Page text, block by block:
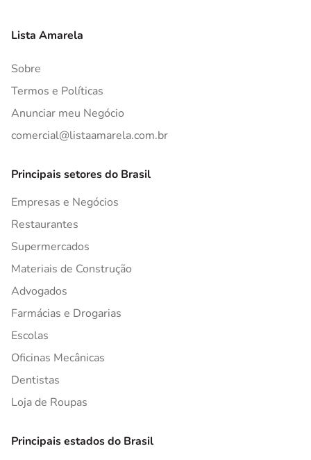
Lista Amarela
Sobre
Termos e Políticas
Anunciar meu Negócio
comercial@listaamarela.com.br
Principais setores do Brasil
Empresas e Negócios
Restaurantes
Supermercados
Materiais de Construção
Advogados
Farmácias e Drogarias
Escolas
Oficinas Mecânicas
Dentistas
Loja de Roupas
Principais estados do Brasil